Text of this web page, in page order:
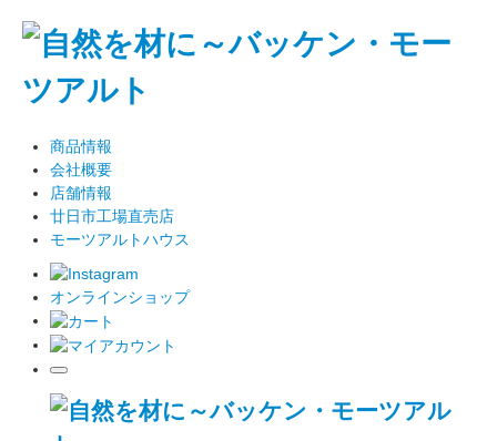
商品情報
会社概要
店舗情報
廿日市工場直売店
モーツアルトハウス
オンラインショップ